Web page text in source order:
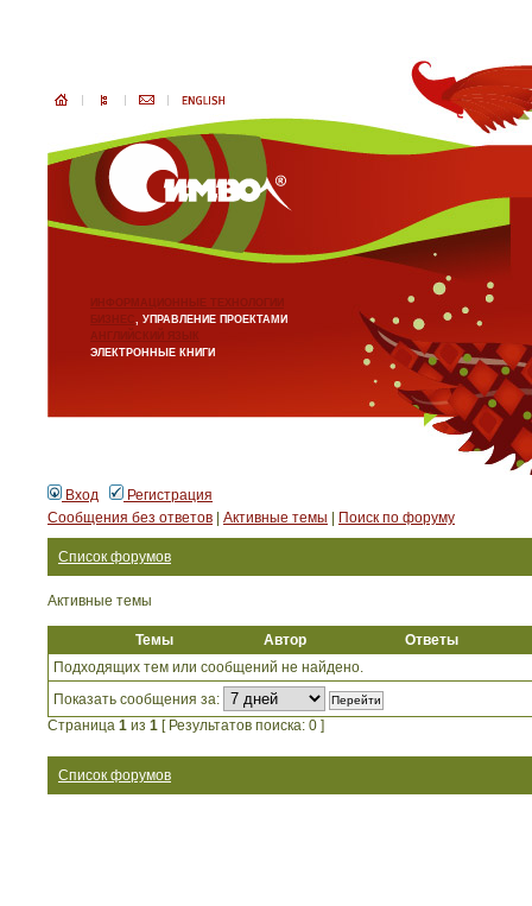
ИНФОРМАЦИОННЫЕ ТЕХНОЛОГИИ
БИЗНЕС, УПРАВЛЕНИЕ ПРОЕКТАМИ
АНГЛИЙСКИЙ ЯЗЫК
ЭЛЕКТРОННЫЕ КНИГИ
Вход
Регистрация
Сообщения без ответов
Активные темы Поиск по форуму
Список форумов
Активные темы
Темы Автор
Ответы
Подходящих тем или сообщений не найдено.
Показать сообщения за:
Страница 1 из 1 [ Результатов поиска: 0 ]
Список форумов